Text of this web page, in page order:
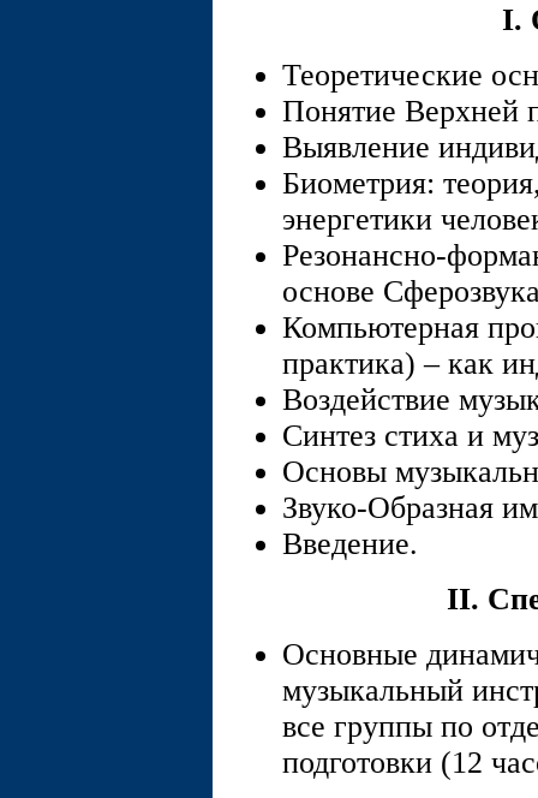
I.
Теоретические
Понятие Верхней
Выявление
Биометрия:
энергетики
Резонансно-
основе
Компьютерная
практика) – как
Воздействие
Синтез стиха и
Основы
Звуко-Образная
Введение.
II.
Основные
музыкальный
все группы по
подготовки (12